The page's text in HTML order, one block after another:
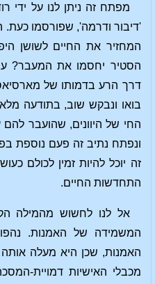
מפתח זה ניתן לנו על ידי
'דיבור ודרמה', שפורסמו
המחזיר את החיים לשושן
הסטיר יחסמו את המעבר?
דרך הרע בדמותו של
בואו ונבקש שוב, בתודעה
החי של היוונים, שהועבר להם
ונפתח נתיב זה פעם נוספת
זה יוכל להיות זמין לכולם
התחדשות החיים.
אל לנו לחשוש מהמילה
המשמידה של האמנות.
האמנות, שכן היא מעלה
מכבלי האישיות דמויית-